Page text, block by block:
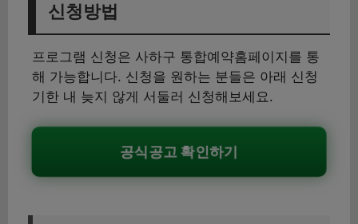
신청방법
프로그램 신청은 사하구 통합예약홈페이지를 통
해 가능합니다. 신청을 원하는 분들은 아래 신청
기한 내 늦지 않게 서둘러 신청해보세요.
공식공고 확인하기